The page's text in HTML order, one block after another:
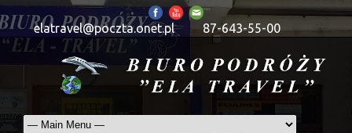
elatravel@poczta.onet.pl 87-643-55-00